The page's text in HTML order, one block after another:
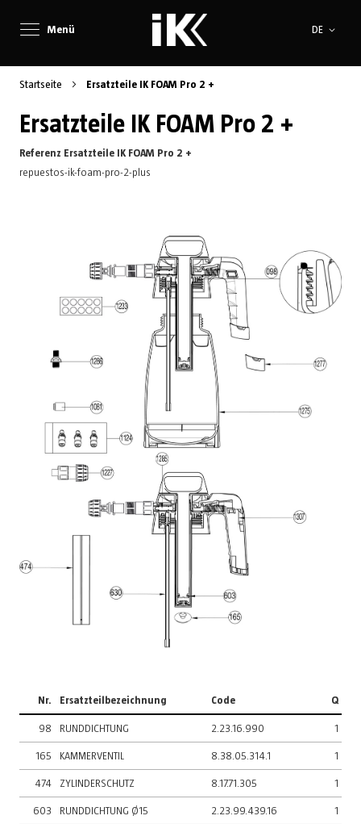
Menü Sprache
DE
Startseite Ersatzteile IK FOAM Pro 2 +
Ersatzteile IK FOAM Pro 2 +
Referenz Ersatzteile IK FOAM Pro 2 +
repuestos-ik-foam-pro-2-plus
Nr. Ersatzteilbezeichnung Code Q
98 RUNDDICHTUNG 2.23.16.990 1
165 KAMMERVENTIL 8.38.05.314.1 1
474 ZYLINDERSCHUTZ 8.17.71.305 1
603 RUNDDICHTUNG Ø15 2.23.99.439.16 1